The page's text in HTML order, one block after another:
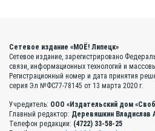
Сетевое издание «МОЁ! Липецк»
Сетевое издание, зарегистрировано
связи, информационных технологий и
Регистрационный номер и дата принятия
серия Эл №ФС77-78145 от 13 марта 2020 г.
Учредитель: ООО «Издательский дом
Главный редактор: Деревяшкин Владислав
Телефон редакции: (4722) 33-58-25